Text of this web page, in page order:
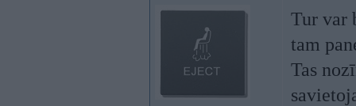
Tur var
tam
Tas